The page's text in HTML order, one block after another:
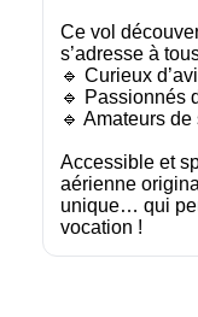
Ce vol
s’adresse à
🔹 Curieux
🔹 Passionnés
🔹 Amateurs
Accessible et
aérienne
unique… qui
vocation !